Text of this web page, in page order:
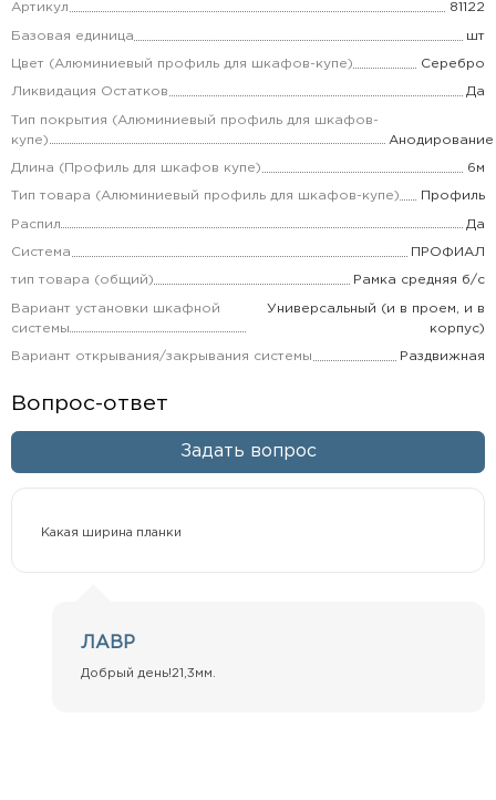
Артикул 81122
Базовая единица шт
Цвет (Алюминиевый профиль для шкафов-купе) Серебро
Ликвидация Остатков Да
Тип покрытия (Алюминиевый профиль для шкафов-
купе)
Анодирование
Длина (Профиль для шкафов купе) 6м
Тип товара (Алюминиевый профиль для шкафов-купе) Профиль
Распил Да
Система ПРОФИАЛ
тип товара (общий) Рамка средняя б/с
Вариант установки шкафной
системы
Универсальный (и в проем, и в
корпус)
Вариант открывания/закрывания системы Раздвижная
Вопрос-ответ
Задать вопрос
Какая ширина планки
ЛАВР
Добрый день!21,3мм.